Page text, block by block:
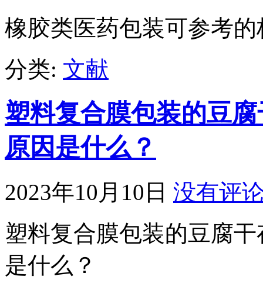
橡胶类医药包装可参考
分类: 文献
塑料复合膜包装的豆
原因是什么？
2023年10月10日 没有评
塑料复合膜包装的豆腐
是什么？